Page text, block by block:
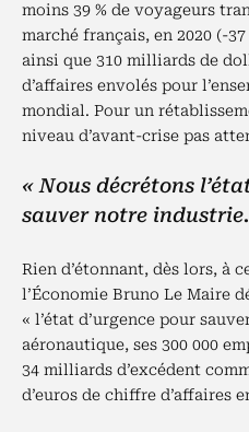
moins 39 % de voyageurs
marché français, en 2020 (-
ainsi que 310 milliards de
d’affaires envolés pour
mondial. Pour un
niveau d’avant-crise pas
« Nous décrétons
sauver notre
Rien d’étonnant, dès lors, à
l’Économie Bruno Le Maire
« l’état d’urgence pour
aéronautique, ses 300 000
34 milliards d’excédent
d’euros de chiffre d’affaires